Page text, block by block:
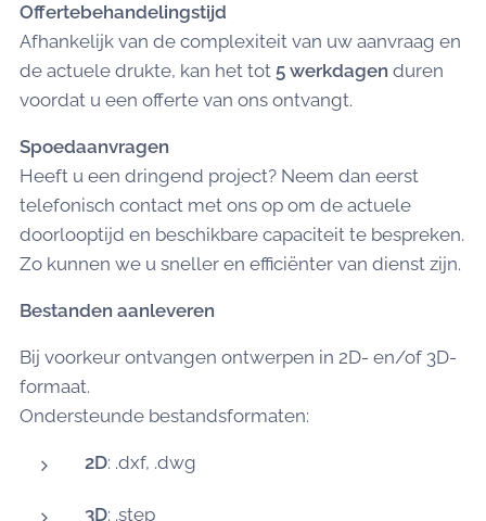
Offertebehandelingstijd
Afhankelijk van de complexiteit van uw aanvraag en
de actuele drukte, kan het tot 5 werkdagen duren
voordat u een offerte van ons ontvangt.
Spoedaanvragen
Heeft u een dringend project? Neem dan eerst
telefonisch contact met ons op om de actuele
doorlooptijd en beschikbare capaciteit te bespreken.
Zo kunnen we u sneller en efficiënter van dienst zijn.
Bestanden aanleveren
Bij voorkeur ontvangen ontwerpen in 2D- en/of 3D-
formaat.
Ondersteunde bestandsformaten:
2D: .dxf, .dwg
3D: .step